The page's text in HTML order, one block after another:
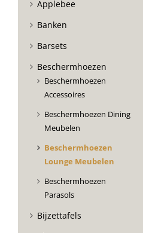
Applebee
Banken
Barsets
Beschermhoezen
Beschermhoezen
Accessoires
Beschermhoezen Dining
Meubelen
Beschermhoezen
Lounge Meubelen
Beschermhoezen
Parasols
Bijzettafels